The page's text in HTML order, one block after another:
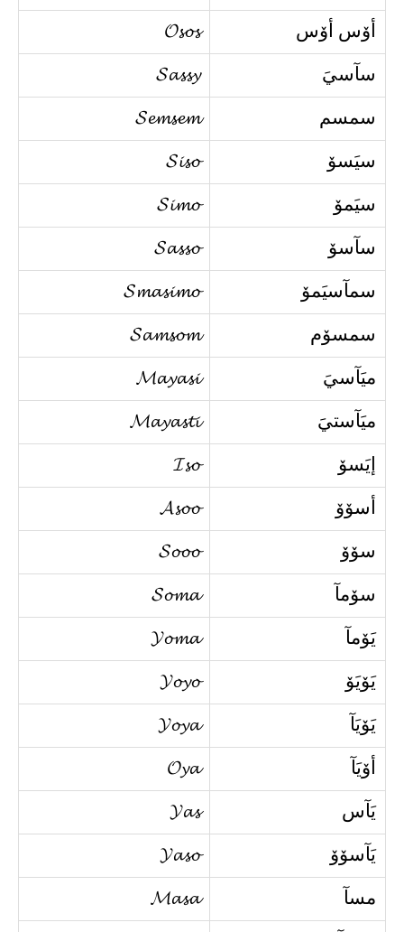
أۆس أۆس 𝓞𝓼𝓸𝓼
سآسيَ 𝓢𝓪𝓼𝓼𝔂
سمسم 𝓢𝓮𝓶𝓼𝓮𝓶
سيَسۆ 𝓢𝓲𝓼𝓸
سيَمۆ 𝓢𝓲𝓶𝓸
سآسۆ 𝓢𝓪𝓼𝓼𝓸
سمآسيَمۆ 𝓢𝓶𝓪𝓼𝓲𝓶𝓸
سمسۆم 𝓢𝓪𝓶𝓼𝓸𝓶
ميَآسيَ 𝓜𝓪𝔂𝓪𝓼𝓲
ميَآستيَ 𝓜𝓪𝔂𝓪𝓼𝓽𝓲
إيَسۆ 𝓘𝓼𝓸
أسۆۆ 𝓐𝓼𝓸𝓸
سۆۆ 𝓢𝓸𝓸𝓸
سۆمآ 𝓢𝓸𝓶𝓪
يَۆمآ 𝓨𝓸𝓶𝓪
يَۆيَۆ 𝓨𝓸𝔂𝓸
يَۆيَآ 𝓨𝓸𝔂𝓪
أۆيَآ 𝓞𝔂𝓪
يَآس 𝓨𝓪𝓼
يَآسۆۆ 𝓨𝓪𝓼𝓸
مسآ 𝓜𝓪𝓼𝓪